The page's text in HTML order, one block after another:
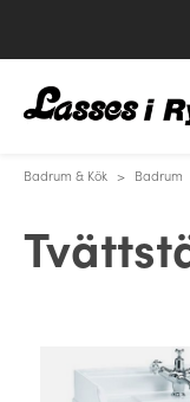
Badrum & Kök > Badrum